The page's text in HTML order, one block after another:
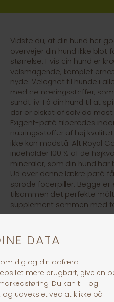
Vidste du, at din hund har
overvejer din hund ikke blot
størrelse. Hvis din hund er
velsmagende, komplet
nyde. Velegnet til hunde i
med de næringsstoffer, som
sundt liv. Få din hund til at
der er elsket af selv de mest
Exigent-paté tilberedes
næringsstoffer af høj kvalitet
ikke kan modstå. Alt Royal
indeholder 100 % af de
mineraler, som din hund har
Ud over denne lækre paté
sprøde foderpiller. Begge
tilsammen det perfekte
supplement sammen med
30 dages returret
Fragt fra 39,-
1-3 dages levering